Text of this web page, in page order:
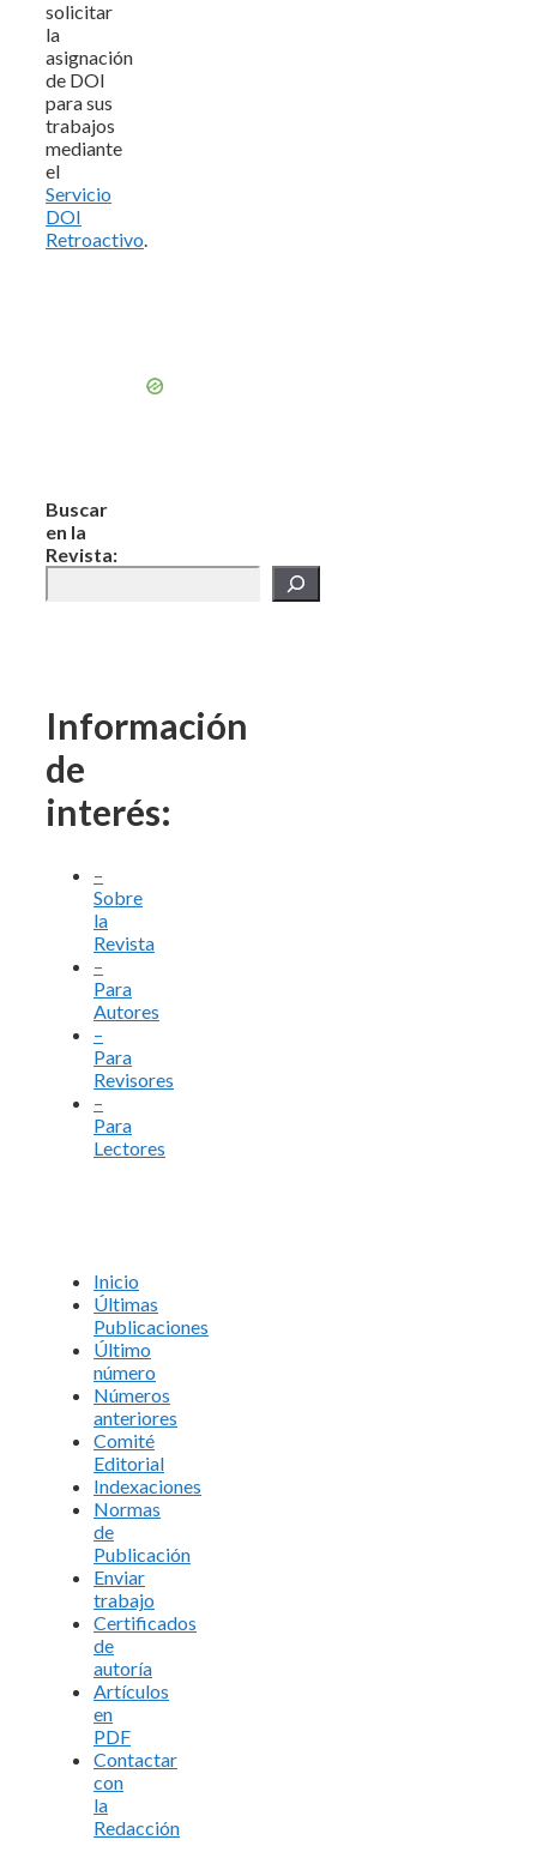
solicitar
la
asignación
de DOI
para sus
trabajos
mediante
el
Servicio
DOI
Retroactivo.
Buscar
en la
Revista:
Información
de
interés:
–
Sobre
la
Revista
–
Para
Autores
–
Para
Revisores
–
Para
Lectores
Inicio
Últimas
Publicaciones
Último
número
Números
anteriores
Comité
Editorial
Indexaciones
Normas
de
Publicación
Enviar
trabajo
Certificados
de
autoría
Artículos
en
PDF
Contactar
con
la
Redacción